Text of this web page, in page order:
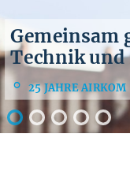
Gemeinsam
Technik
25 JAHRE AIRKOM
Sollte
Puste
Stelle.
MIETSYSTEME